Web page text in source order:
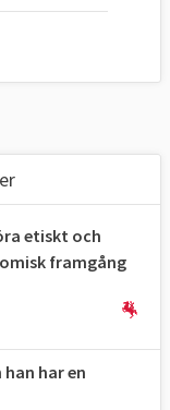
etiskt och
framgång
har en